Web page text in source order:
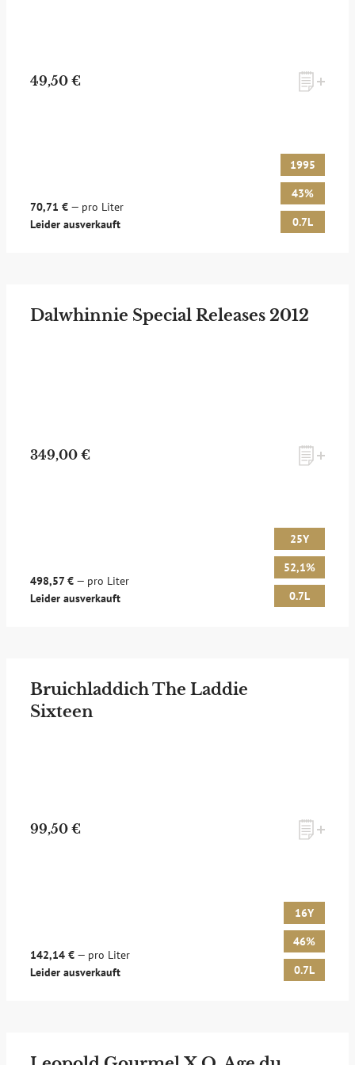
49,50 €
70,71 € — pro Liter
Leider ausverkauft
1995
43%
0.7L
Dalwhinnie Special Releases 2012
349,00 €
498,57 € — pro Liter
Leider ausverkauft
25Y
52,1%
0.7L
Bruichladdich The Laddie
Sixteen
99,50 €
142,14 € — pro Liter
Leider ausverkauft
16Y
46%
0.7L